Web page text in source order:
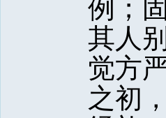
例；
其人
觉方
之初